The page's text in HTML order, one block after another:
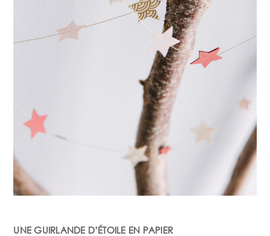
UNE GUIRLANDE D’ÉTOILE EN PAPIER